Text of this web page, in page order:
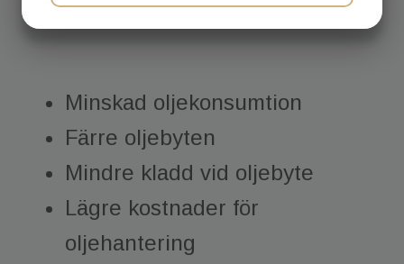
Minskad oljekonsumtion
Färre oljebyten
Mindre kladd vid oljebyte
Lägre kostnader för
oljehantering